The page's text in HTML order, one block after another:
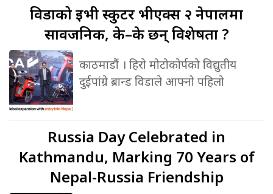
विडाकोईभी स्कुटर भीएक्स २ नेपालमा
सार्वजनिक, के–के छन् विशेषता ?
काठमाडौं । हिरो मोटोकोर्पको विद्युतीय
दुईपांग्रे ब्रान्ड विडाले आफ्नो पहिलो
Russia Day Celebrated in
Kathmandu, Marking 70 Years of
Nepal-Russia Friendship